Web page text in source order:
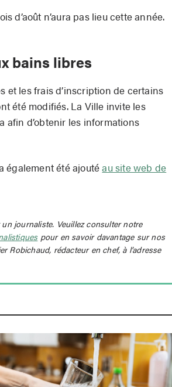
d’août n’aura pas lieu cette année.
bains libres
et les frais d’inscription de certains
été modifiés. La Ville invite les
afin d’obtenir les informations
également été ajoutéau site web de
journaliste. Veuillez consulter notre
pour en savoir davantage sur nos
Robichaud, rédacteur en chef, à l’adresse